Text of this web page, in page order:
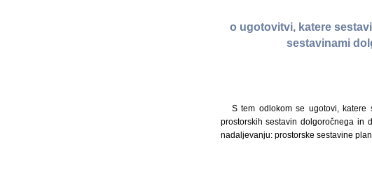
o ugotovitvi, katere
sestavinami
S tem odlokom se ugotovi, katere
prostorskih sestavin dolgoročnega in
nadaljevanju: prostorske sestavine